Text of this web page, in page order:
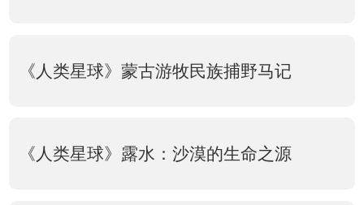
《人类星球》蒙古游牧民族捕野马记
《人类星球》露水：沙漠的生命之源